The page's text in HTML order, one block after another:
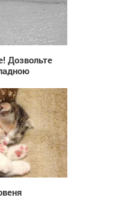
1 796
Дозвольте
722